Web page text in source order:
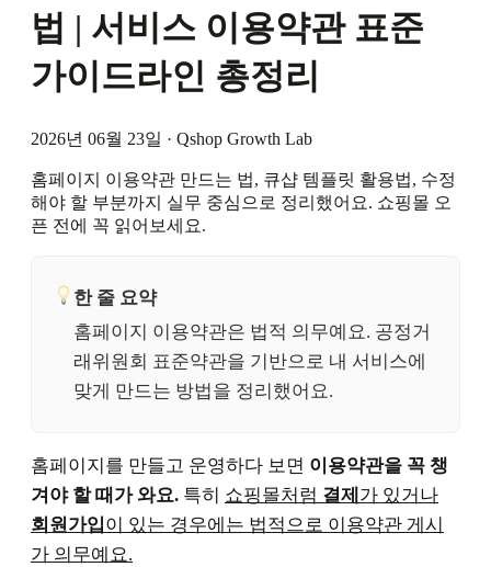
법 | 서비스 이용약관 표준
가이드라인 총정리
2026년 06월 23일 · Qshop Growth Lab
홈페이지 이용약관 만드는 법, 큐샵 템플릿 활용법, 수정
해야 할 부분까지 실무 중심으로 정리했어요. 쇼핑몰 오
픈 전에 꼭 읽어보세요.
한 줄 요약
홈페이지 이용약관은 법적 의무예요. 공정거
래위원회 표준약관을 기반으로 내 서비스에
맞게 만드는 방법을 정리했어요.
홈페이지를 만들고 운영하다 보면 이용약관을 꼭 챙
겨야 할 때가 와요. 특히 쇼핑몰처럼 결제 가 있거나
회원가입이 있는 경우에는 법적으로 이용약관 게시
가 의무예요.